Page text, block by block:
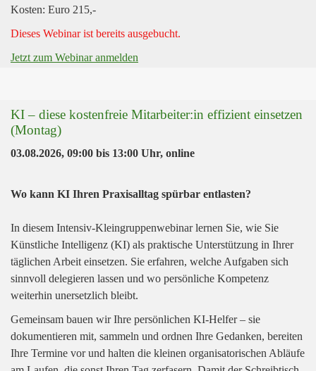
Kosten: Euro 215,-
Dieses Webinar ist bereits ausgebucht.
Jetzt zum Webinar anmelden
KI – diese kostenfreie Mitarbeiter:in effizient einsetzen
(Montag)
03.08.2026, 09:00 bis 13:00 Uhr, online
Wo kann KI Ihren Praxisalltag spürbar entlasten?
In diesem Intensiv-Kleingruppenwebinar lernen Sie, wie Sie
Künstliche Intelligenz (KI) als praktische Unterstützung in Ihrer
täglichen Arbeit einsetzen. Sie erfahren, welche Aufgaben sich
sinnvoll delegieren lassen und wo persönliche Kompetenz
weiterhin unersetzlich bleibt.
Gemeinsam bauen wir Ihre persönlichen KI-Helfer – sie
dokumentieren mit, sammeln und ordnen Ihre Gedanken, bereiten
Ihre Termine vor und halten die kleinen organisatorischen Abläufe